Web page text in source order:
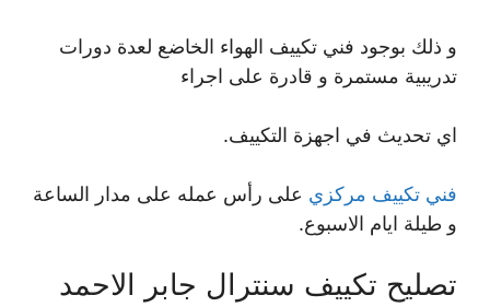
و ذلك بوجود فني تكييف الهواء الخاضع لعدة دورات
تدريبية مستمرة و قادرة على اجراء
اي تحديث في اجهزة التكييف.
فني تكييف مركزي على رأس عمله على مدار الساعة
و طيلة ايام الاسبوع.
تصليح تكييف سنترال جابر الاحمد